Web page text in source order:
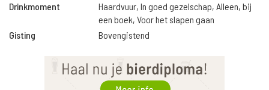
Drinkmoment
Haardvuur, In goed gezelschap, Alleen, bij
een boek, Voor het slapen gaan
Gisting
Bovengistend